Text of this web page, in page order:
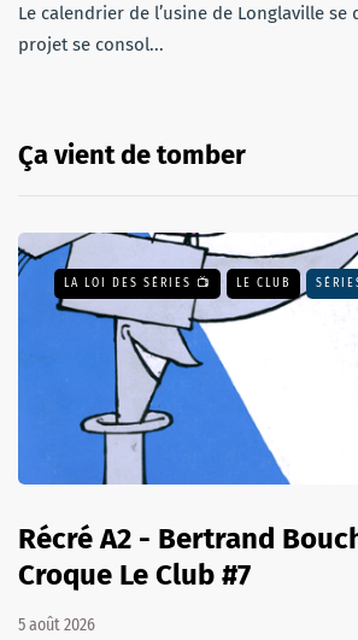
Le calendrier de l’usine de Longlaville se
projet se consol...
Ça vient de tomber
LA LOI DES SÉRIES 📺 LE CLUB
Récré A2 - Bertrand
Croque Le Club #7
5 août 2026